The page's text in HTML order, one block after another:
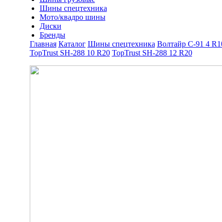
Шины спецтехника
Мото/квадро шины
Диски
Бренды
Главная Каталог Шины спецтехника Волтайр С-91 4
TopTrust SH-288 10 R20 TopTrust SH-288 12 R20